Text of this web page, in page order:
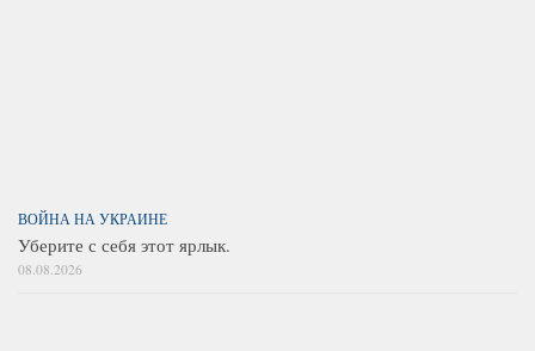
ВОЙНА НА УКРАИНЕ
Уберите с себя этот ярлык.
08.08.2026